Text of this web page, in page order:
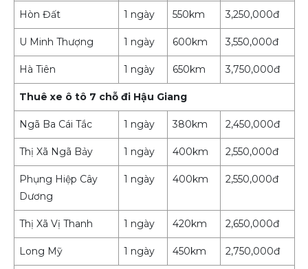
Hòn Đất 1 ngày 550km 3,250,000đ
U Minh Thượng 1 ngày 600km 3,550,000đ
Hà Tiên 1 ngày 650km 3,750,000đ
Thuê xe ô tô 7 chỗ đi Hậu Giang
Ngã Ba Cái Tắc 1 ngày 380km 2,450,000đ
Thị Xã Ngã Bảy 1 ngày 400km 2,550,000đ
Phụng Hiệp Cây
Dương
1 ngày 400km 2,550,000đ
Thị Xã Vị Thanh 1 ngày 420km 2,650,000đ
Long Mỹ 1 ngày 450km 2,750,000đ